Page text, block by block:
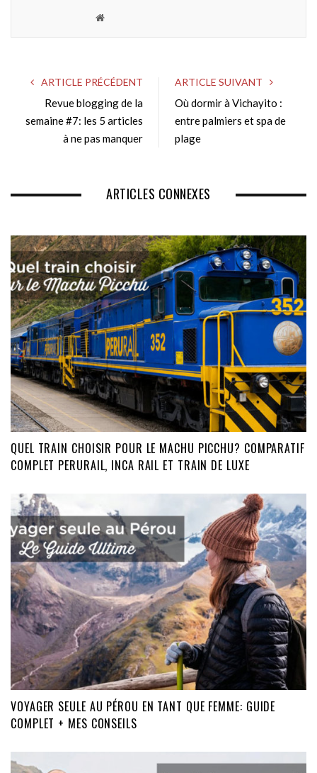
W
i
t
e
ARTICLE PRÉCÉDENT
Revue blogging de la
semaine #7: les 5 articles
à ne pas manquer
ARTICLE SUIVANT
Où dormir à Vichayito :
entre palmiers et spa de
plage
ARTICLES CONNEXES
QUEL TRAIN CHOISIR POUR LE MACHU PICCHU? COMPARATIF
COMPLET PERURAIL, INCA RAIL ET TRAIN DE LUXE
VOYAGER SEULE AU PÉROU EN TANT QUE FEMME: GUIDE
COMPLET + MES CONSEILS